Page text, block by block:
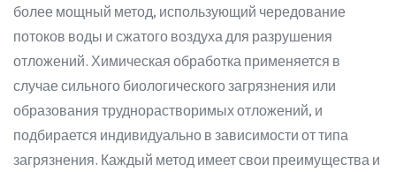
более мощный метод, использующий чередование
потоков воды и сжатого воздуха для разрушения
отложений. Химическая обработка применяется в
случае сильного биологического загрязнения или
образования труднорастворимых отложений, и
подбирается индивидуально в зависимости от типа
загрязнения. Каждый метод имеет свои преимущества и